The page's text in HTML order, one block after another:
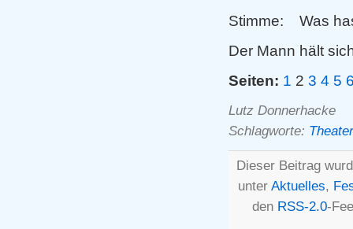
Stimme: Was
Der Mann hält
Seiten: 1 2 3 4 5
Lutz Donnerhacke
Schlagworte: Theater
Dieser Beitrag
unter Aktuelles,
den RSS-2.0-